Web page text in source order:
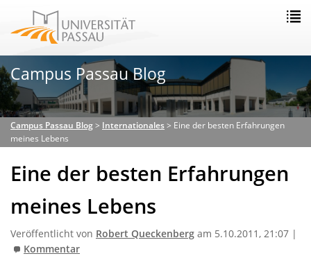
Campus Passau Blog
Campus Passau Blog> Internationales> Eine der besten Erfahrungen
meines Lebens
Eine der besten Erfahrungen
meines Lebens
Veröffentlicht von Robert Queckenberg am 5.10.2011, 21:07 |
Kommentar